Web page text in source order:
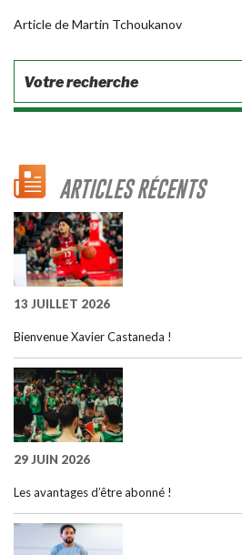
Article de Martin Tchoukanov
ARTICLES RÉCENTS
13 JUILLET 2026
Bienvenue Xavier Castaneda !
29 JUIN 2026
Les avantages d’être abonné !